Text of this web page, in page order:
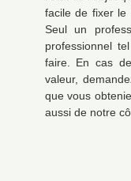
facile de fixer le
Seul un
professionnel
faire. En cas
valeur,
que vous
aussi de notre